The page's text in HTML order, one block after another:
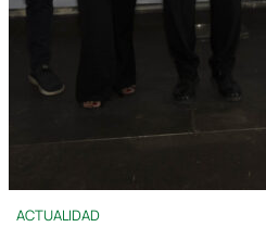
ACTUALIDAD